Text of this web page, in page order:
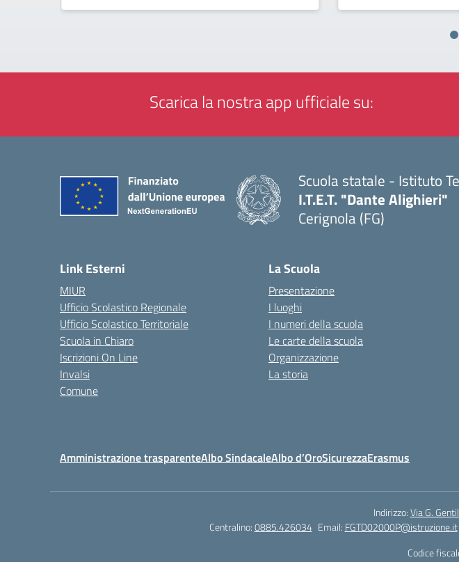
Scarica la nostra app ufficiale su:
Scuola statale - Istituto
I.T.E.T. "Dante Alighieri"
Cerignola (FG)
Link Esterni
MIUR
Ufficio Scolastico Regionale
Ufficio Scolastico Territoriale
Scuola in Chiaro
Iscrizioni On Line
Invalsi
Comune
La Scuola
Presentazione
I luoghi
I numeri della scuola
Le carte della scuola
Organizzazione
La storia
Amministrazione trasparenteAlbo SindacaleAlbo d’OroSicurezzaErasmus
Indirizzo:Via G.
Centralino:0885.426034 Email: FGTD02000P@istruzione.it
Codice